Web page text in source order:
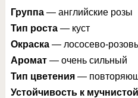
Группа— английские розы
Тип роста— куст
Окраска — лососево-
Аромат— очень сильный
Тип цветения—
Устойчивость к